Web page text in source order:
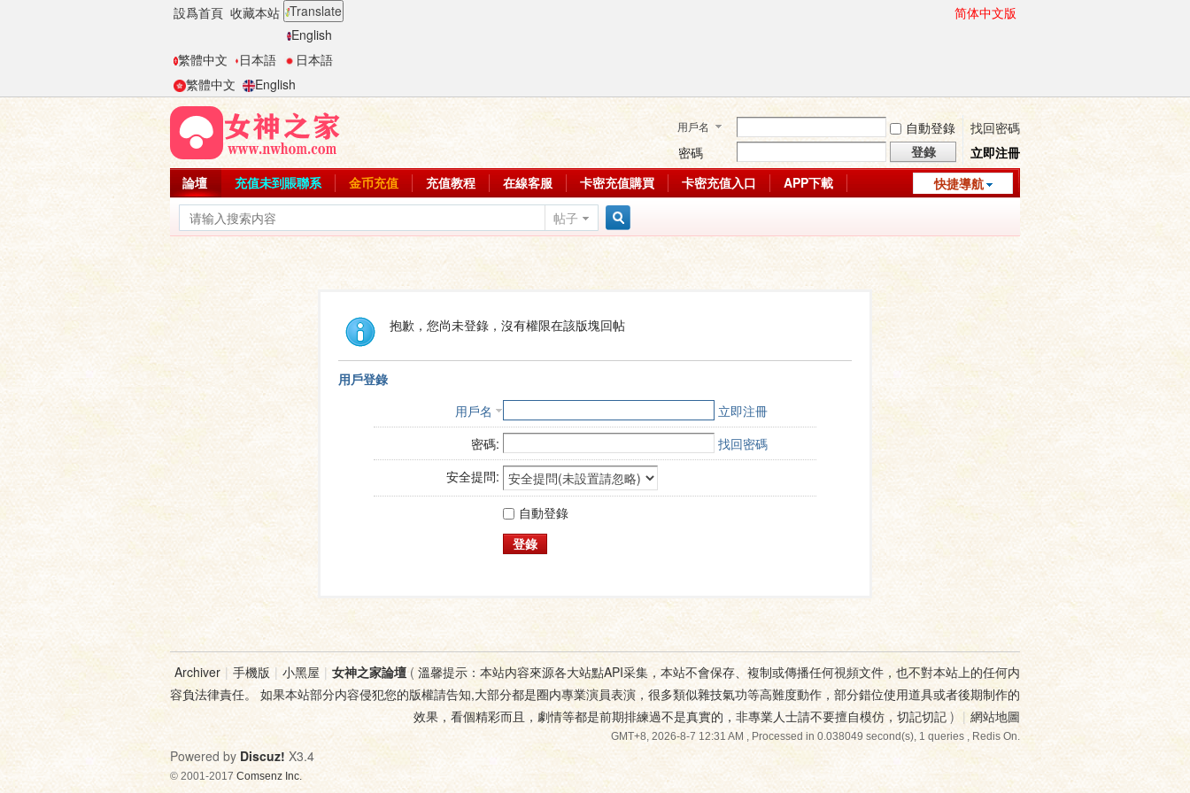
設爲首頁 收藏本站 Translate
English
繁體中文
日本語
日本語
繁體中文
English
简体中文版
用戶名 自動登錄
找回密碼
密碼
登錄
立即注冊
快捷導航
論壇 充值未到賬聯系 金币充值 充值教程 在線客服 卡密充值購買 卡密充值入口
APP下載
帖子
索
抱歉，您尚未登錄，沒有權限在該版塊回帖
用戶登錄
用戶名
立即注冊
密碼:
找回密碼
安全提問:
自動登錄
登錄
Archiver | 手機版 | 小黑屋 | 女神之家論壇( 溫馨提示：本站内容來源各大站點API采集，本站不會保存、複制或傳播任何視頻文件，也不對本站上的任何内
容負法律責任。 如果本站部分内容侵犯您的版權請告知,大部分都是圈内專業演員表演，很多類似雜技氣功等高難度動作，部分錯位使用道具或者後期制作的
效果，看個精彩而且，劇情等都是前期排練過不是真實的，非專業人士請不要擅自模仿，切記切記 ) | 網站地圖
GMT+8, 2026-8-7 12:31 AM, Processed in 0.038049 second(s), 1 queries , Redis On.
Powered by Discuz! X3.4
© 2001-2017 Comsenz Inc.